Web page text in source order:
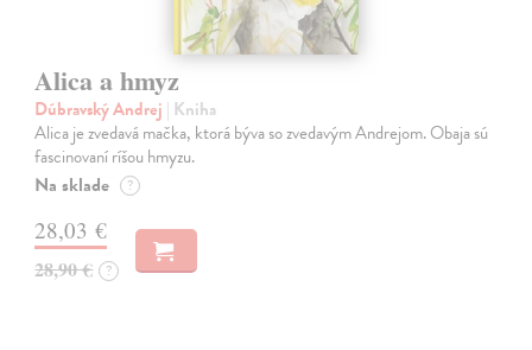
Alica a hmyz
Dúbravský Andrej | Kniha
Alica je zvedavá mačka, ktorá býva so zvedavým Andrejom. Obaja sú
fascinovaní ríšou hmyzu.
Na sklade ?
28,03 €
28,90 € ?